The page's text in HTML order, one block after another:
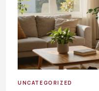
UNCATEGORIZED